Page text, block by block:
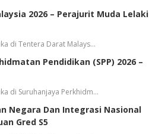
2026 – Perajurit Muda Lelaki
di Tentera Darat Malays…
Pendidikan (SPP) 2026 –
di Suruhanjaya Perkhidm…
Negara Dan Integrasi Nasional
Gred S5